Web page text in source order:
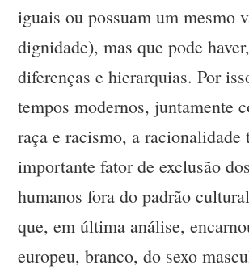
iguais ou possuam um mesmo
dignidade), mas que pode
diferenças e hierarquias. Por
tempos modernos, juntamente
raça e racismo, a racionalidade
importante fator de exclusão
humanos fora do padrão
que, em última análise,
europeu, branco, do sexo